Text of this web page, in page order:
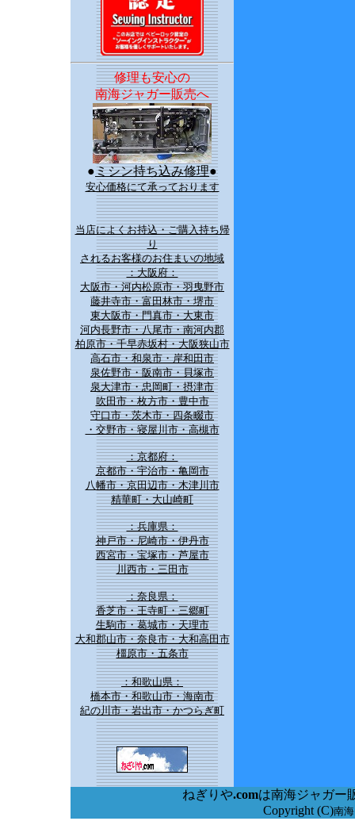
修理も安心の
南海ジャガー販売へ
●ミシン持ち込み修理●
安心価格にて承っております
当店によくお持込・ご購入持ち帰
り
されるお客様のお住まいの地域
：大阪府：
大阪市・河内松原市・羽曳野市
藤井寺市・富田林市・堺市
東大阪市・門真市・大東市
河内長野市・八尾市・南河内郡
柏原市・千早赤坂村・大阪狭山市
高石市・和泉市・岸和田市
泉佐野市・阪南市・貝塚市
泉大津市・忠岡町・摂津市
吹田市・枚方市・豊中市
守口市・茨木市・四条畷市
・交野市・寝屋川市・高槻市
：京都府：
京都市・宇治市・亀岡市
八幡市・京田辺市・木津川市
精華町・大山崎町
：兵庫県：
神戸市・尼崎市・伊丹市
西宮市・宝塚市・芦屋市
川西市・三田市
：奈良県：
香芝市・王寺町・三郷町
生駒市・葛城市・天理市
大和郡山市・奈良市・大和高田市
橿原市・五条市
：和歌山県：
橋本市・和歌山市・海南市
紀の川市・岩出市・かつらぎ町
ねぎりや.comは南海ジャガー
Copyright (C)南